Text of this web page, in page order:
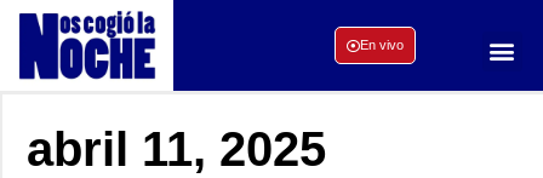
En vivo
abril 11, 2025